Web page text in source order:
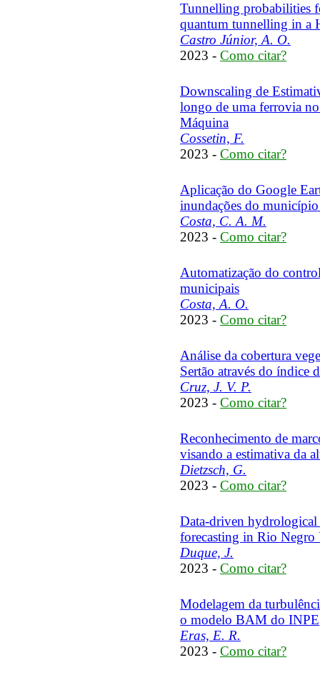
Tunnelling probabilities
quantum tunnelling in a
Castro Júnior, A. O.
2023 - Como citar?
Downscaling de
longo de uma ferrovia
Máquina
Cossetin, F.
2023 - Como citar?
Aplicação do Google
inundações do
Costa, C. A. M.
2023 - Como citar?
Automatização do
municipais
Costa, A. O.
2023 - Como citar?
Análise da cobertura
Sertão através do índice
Cruz, J. V. P.
2023 - Como citar?
Reconhecimento de
visando a estimativa da
Dietzsch, G.
2023 - Como citar?
Data-driven
forecasting in Rio Negro
Duque, J.
2023 - Como citar?
Modelagem da
o modelo BAM do INPE
Eras, E. R.
2023 - Como citar?